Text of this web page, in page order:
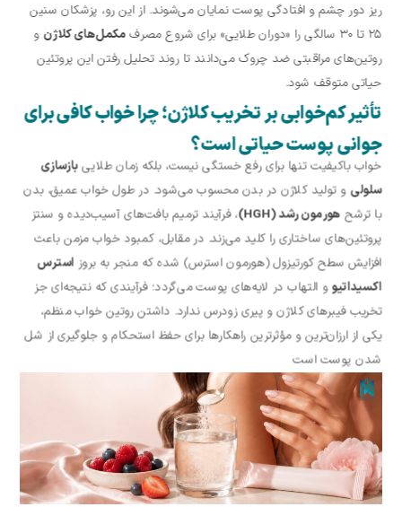
ریز دور چشم و افتادگی پوست نمایان می‌شوند. از این رو، پزشکان سنین
۲۵ تا ۳۰ سالگی را «دوران طلایی» برای شروع مصرف
مکمل‌های کلاژنو
روتین‌های مراقبتی ضد چروک می‌دانند تا روند تحلیل رفتن این پروتئین
حیاتی متوقف شود.
تأثیر کم‌خوابی بر تخریب کلاژن؛ چرا خواب کافی برای
جوانی پوست حیاتی است؟
خواب باکیفیت تنها برای رفع خستگی نیست، بلکه زمان طلاییبازسازی
سلولیو تولید کلاژن در بدن محسوب می‌شود. در طول خواب عمیق، بدن
با ترشح هورمون رشد (HGH
)، فرآیند ترمیم بافت‌های آسیب‌دیده و سنتز
پروتئین‌های ساختاری را کلید می‌زند. در مقابل، کمبود خواب مزمن باعث
افزایش سطح کورتیزول (هورمون استرس) شده که منجر به بروز استرس
اکسیداتیوو التهاب در لایه‌های پوست می‌گردد؛ فرآیندی که نتیجه‌ای جز
تخریب فیبرهای کلاژن و پیری زودرس ندارد. داشتن روتین خواب منظم،
یکی از ارزان‌ترین و مؤثرترین راهکارها برای حفظ استحکام و جلوگیری از شل
شدن پوست است